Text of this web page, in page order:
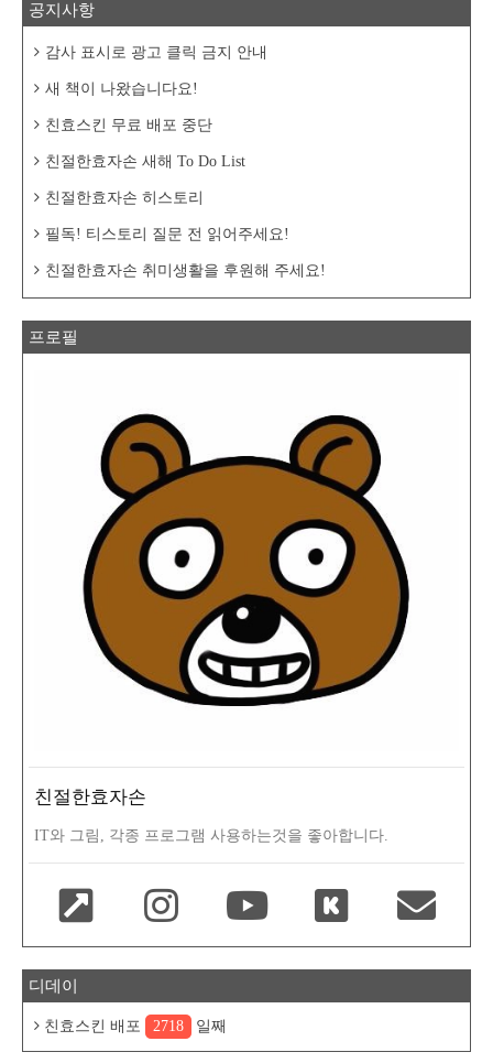
공지사항
감사 표시로 광고 클릭 금지 안내
새 책이 나왔습니다요!
친효스킨 무료 배포 중단
친절한효자손 새해 To Do List
친절한효자손 히스토리
필독! 티스토리 질문 전 읽어주세요!
친절한효자손 취미생활을 후원해 주세요!
프로필
친절한효자손
IT와 그림, 각종 프로그램 사용하는것을 좋아합니다.
디데이
친효스킨 배포 2718 일째